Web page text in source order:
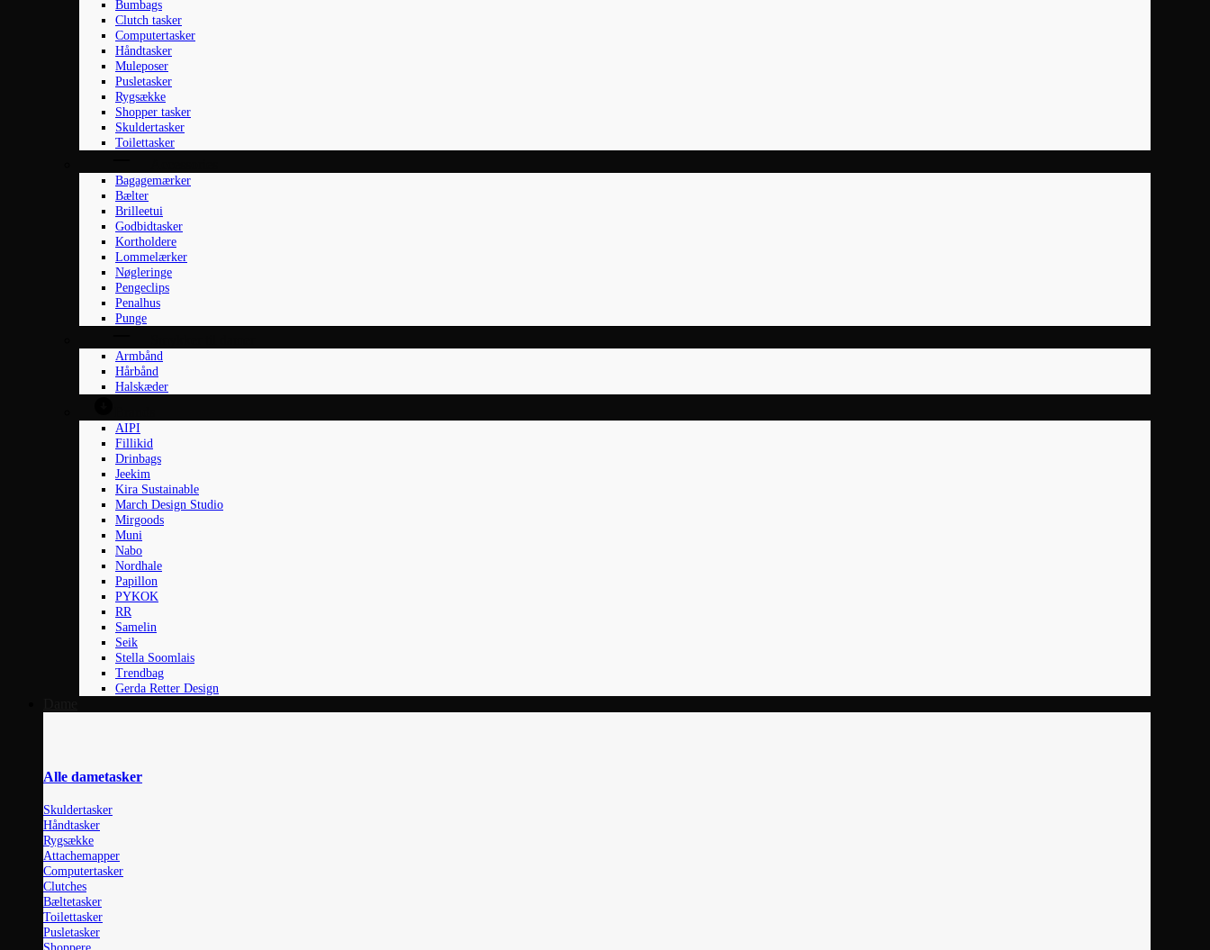
Bumbags
Clutch tasker
Computertasker
Håndtasker
Muleposer
Pusletasker
Rygsække
Shopper tasker
Skuldertasker
Toilettasker
Bagagemærker
Bælter
Brilleetui
Godbidtasker
Kortholdere
Lommelærker
Nøgleringe
Pengeclips
Penalhus
Punge
Armbånd
Hårbånd
Halskæder
AIPI
Fillikid
Drinbags
Jeekim
Kira Sustainable
March Design Studio
Mirgoods
Muni
Nabo
Nordhale
Papillon
PYKOK
RR
Samelin
Seik
Stella Soomlais
Trendbag
Gerda Retter Design
Alle dametasker
Skuldertasker
Håndtasker
Rygsække
Attachemapper
Computertasker
Clutches
Bæltetasker
Toilettasker
Pusletasker